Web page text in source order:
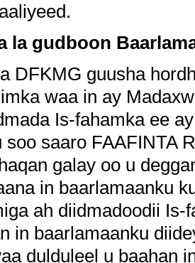
la gudboon
DFKMG guusha
waa in ay
Is-fahamka ee
soo saaro FAAFINTA
galay oo u
in baarlamaanku
ah diidmadoodii
in baarlamaanku
dulduleel u baahan